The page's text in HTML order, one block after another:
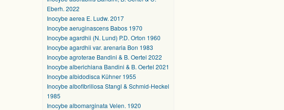
Eberh. 2022
Inocybe aerea E. Ludw. 2017
Inocybe aeruginascens Babos 1970
Inocybe agardhii (N. Lund) P.D. Orton 1960
Inocybe agardhii var. arenaria Bon 1983
Inocybe agroterae Bandini & B. Oertel 2022
Inocybe alberichiana Bandini & B. Oertel 2021
Inocybe albidodisca Kühner 1955
Inocybe albofibrillosa Stangl & Schmid-Heckel
1985
Inocybe albomarginata Velen. 1920